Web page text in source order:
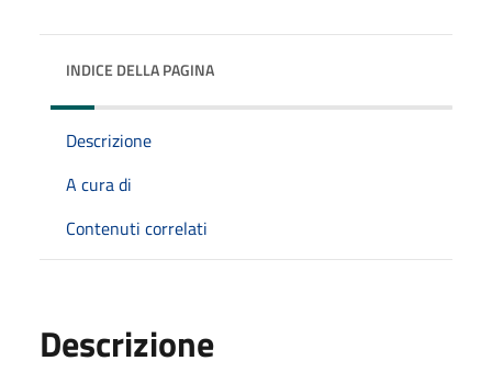
INDICE DELLA PAGINA
Descrizione
A cura di
Contenuti correlati
Descrizione